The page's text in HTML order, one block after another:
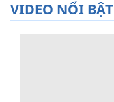
VIDEO NỔI BẬT